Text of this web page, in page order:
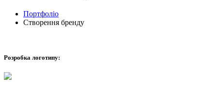
Портфоліо
Створення бренду
Розробка логотипу: